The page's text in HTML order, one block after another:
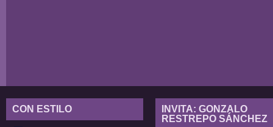
CON ESTILO
INVITA: GONZALO
RESTREPO SÁNCHEZ